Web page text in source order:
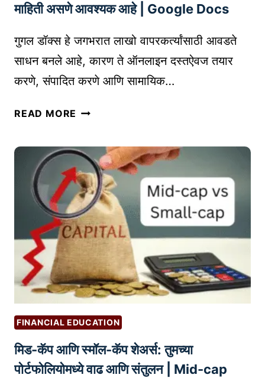
T
T
O
R
A
A
Y
S
I
S
O
N
A
M
A
Z
N
ल
र्के
टिं
ग
म
क
अ
र
|
D
I
G
A
L
M
A
K
E
माहिती असणे आवश्यक आहे | Google Docs
गुगल डॉक्स हे जगभरात लाखो वापरकर्त्यांसाठी आवडते
साधन बनले आहे, कारण ते ऑनलाइन दस्तऐवज तयार
करणे, संपादित करणे आणि सामायिक…
READ MORE गु
डॉ
क्स
चे
टॉ
प
१
अ
न
पे
क्षि
त
फि
च
FINANCIAL EDUCATION
मिड-कॅप आणि स्मॉल-कॅप शेअर्स: तुमच्या
पोर्टफोलियोमध्ये वाढ आणि संतुलन | Mid-cap